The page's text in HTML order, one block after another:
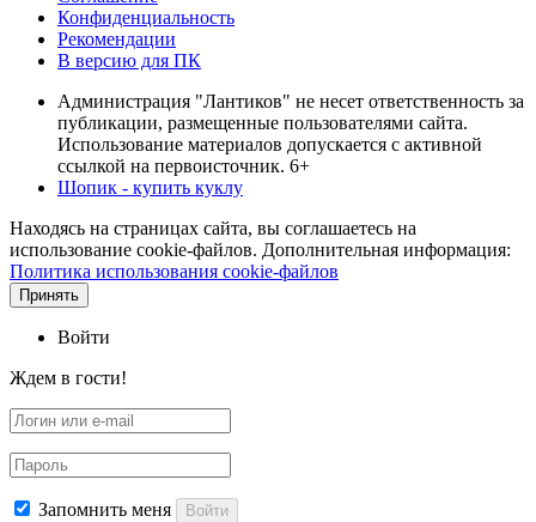
Конфиденциальность
Рекомендации
В версию для ПК
Администрация "Лантиков" не несет ответственность за
публикации, размещенные пользователями сайта.
Использование материалов допускается с активной
ссылкой на первоисточник. 6+
Шопик - купить куклу
Находясь на страницах сайта, вы соглашаетесь на
использование cookie-файлов. Дополнительная информация:
Политика использования cookie-файлов
Принять
Войти
Ждем в гости!
Запомнить меня Войти